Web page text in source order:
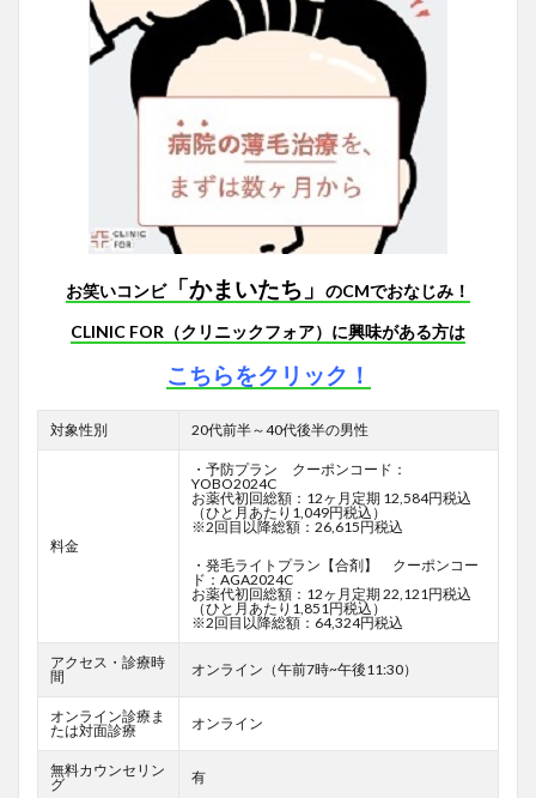
お笑いコンビ「かまいたち」 のCMでおなじみ！
CLINIC FOR（クリニックフォア）に興味がある方は
こちらをクリック！
対象性別 20代前半～40代後半の男性
料金
・予防プラン クーポンコード：
YOBO2024C
お薬代初回総額：12ヶ月定期 12,584円税込
（ひと月あたり1,049円税込）
※2回目以降総額：26,615円税込
・発毛ライトプラン【合剤】 クーポンコー
ド：AGA2024C
お薬代初回総額：12ヶ月定期 22,121円税込
（ひと月あたり1,851円税込）
※2回目以降総額：64,324円税込
アクセス・診療時
間
オンライン（午前7時~午後11:30）
オンライン診療ま
たは対面診療
オンライン
無料カウンセリン
グ
有